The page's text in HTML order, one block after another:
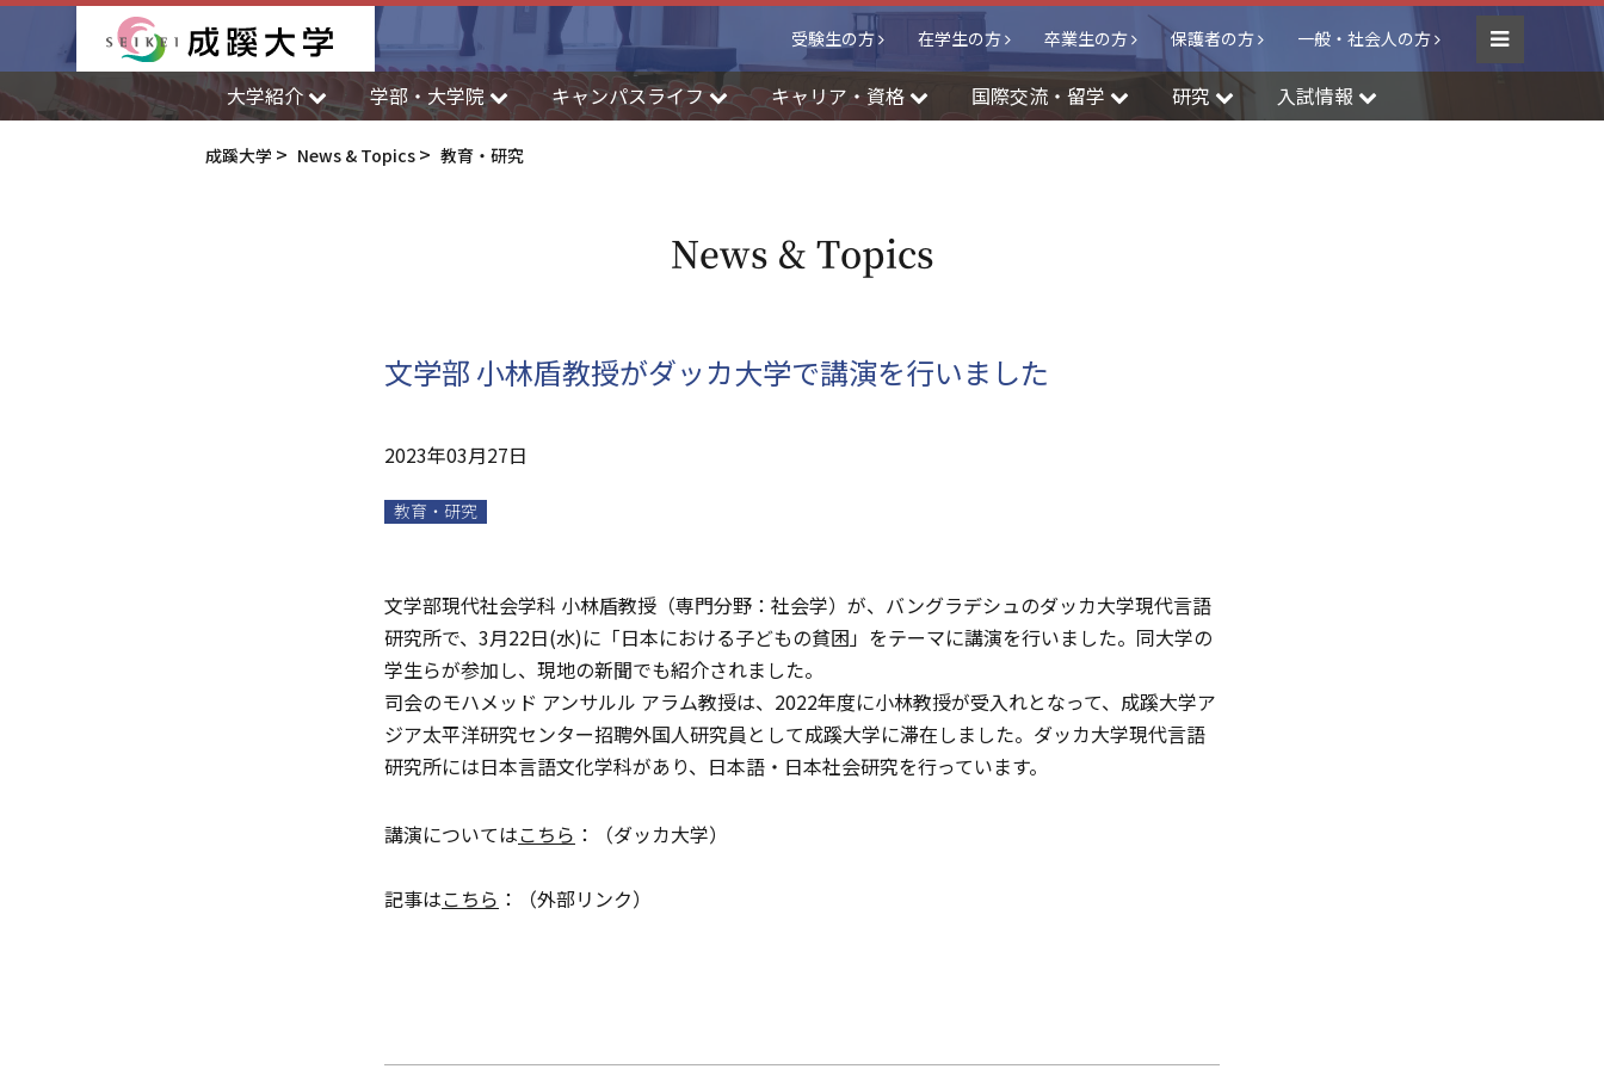
Menu
成蹊大学
受験生の方 在学生の方 卒業生の方 保護者の方 一般・社会人の方
大学紹介 学部・大学院 キャンパスライフ キャリア・資格 国際交流・留学 研究 入試情報
成蹊大学 News & Topics 教育・研究
News & Topics
文学部 小林盾教授がダッカ大学で講演を行いました
2023年03月27日
教育・研究
文学部現代社会学科 小林盾教授（専門分野：社会学）が、バングラデシュのダッカ大学現代言語
研究所で、3月22日(水)に「日本における子どもの貧困」をテーマに講演を行いました。同大学の
学生らが参加し、現地の新聞でも紹介されました。
司会のモハメッド アンサルル アラム教授は、2022年度に小林教授が受入れとなって、成蹊大学ア
ジア太平洋研究センター招聘外国人研究員として成蹊大学に滞在しました。ダッカ大学現代言語
研究所には日本言語文化学科があり、日本語・日本社会研究を行っています。
講演についてはこちら ：（ダッカ大学）
記事はこちら ：（外部リンク）